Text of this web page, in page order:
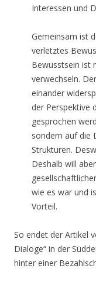
Interessen und
Gemeinsam ist
verletztes
Bewusstsein ist
verwechseln.
einander
der Perspektive
gesprochen
sondern auf die
Strukturen.
Deshalb will
wie es war und
Vorteil.
So endet der Artikel
Dialoge“ in der
hinter einer